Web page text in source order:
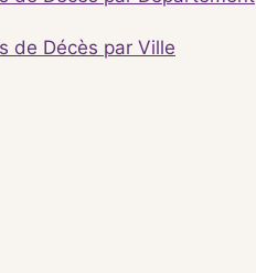
de Décès par Ville